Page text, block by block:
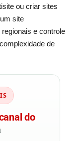
ou criar sites
site
e controle
de
do